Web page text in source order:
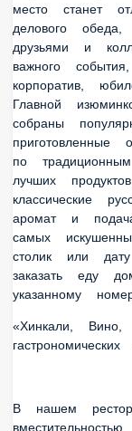
отличным
семейного ужина,
для
рождения,
торжество.
собраны
приготовленные
традиционным
продуктов,
русские и
всех позиций
Чтобы
банкета, а также
по указанному
«Хинкали, Bино,
соблазнов и самых
Доставка